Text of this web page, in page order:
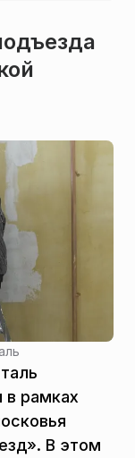
рамках
В этом